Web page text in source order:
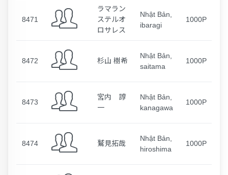
8471
ラマラン
ステルオ
ロサレス
Nhật Bản,
ibaragi
1000P
8472 杉山 樹希
Nhật Bản,
saitama
1000P
8473
宮内 諄
一
Nhật Bản,
kanagawa
1000P
8474 鷲見拓哉
Nhật Bản,
hiroshima
1000P